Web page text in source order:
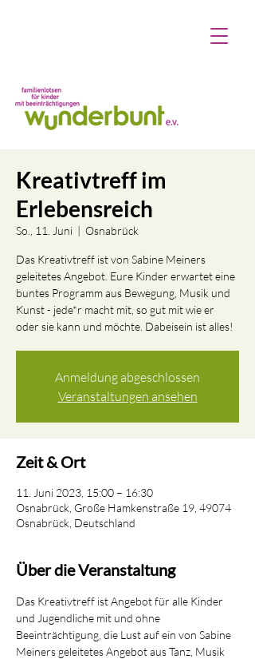
Kreativtreff im
Erlebensreich
So., 11. Juni
  |
Osnabrück
Das Kreativtreff ist von Sabine Meiners
geleitetes Angebot. Eure Kinder erwartet eine
buntes Programm aus Bewegung, Musik und
Kunst - jede*r macht mit, so gut mit wie er
oder sie kann und möchte. Dabeisein ist alles!
Anmeldung abgeschlossen
Veranstaltungen ansehen
Zeit & Ort
11. Juni 2023, 15:00 – 16:30
Osnabrück, Große Hamkenstraße 19, 49074
Osnabrück, Deutschland
Über die Veranstaltung
Das Kreativtreff ist Angebot für alle Kinder
und Jugendliche mit und ohne
Beeinträchtigung, die Lust auf ein von Sabine
Meiners geleitetes Angebot aus Tanz, Musik